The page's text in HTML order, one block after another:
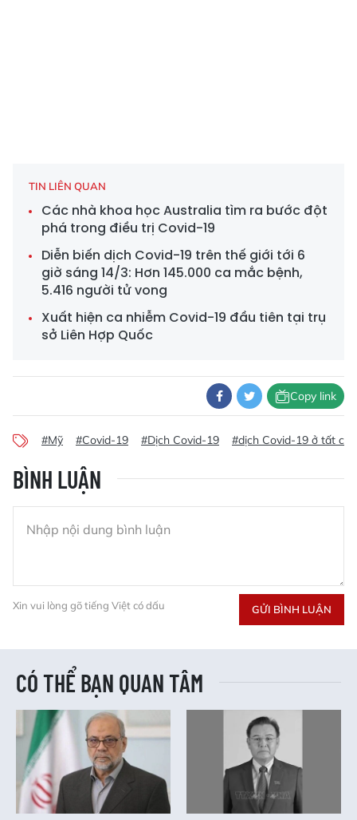
TIN LIÊN QUAN
Các nhà khoa học Australia tìm ra bước đột
phá trong điều trị Covid-19
Diễn biến dịch Covid-19 trên thế giới tới 6
giờ sáng 14/3: Hơn 145.000 ca mắc bệnh,
5.416 người tử vong
Xuất hiện ca nhiễm Covid-19 đầu tiên tại trụ
sở Liên Hợp Quốc
Copy link
#Mỹ #Covid-19 #Dịch Covid-19 #dịch Covid-19 ở tất cả
BÌNH LUẬN
Xin vui lòng gõ tiếng Việt có dấu GỬI BÌNH LUẬN
CÓ THỂ BẠN QUAN TÂM